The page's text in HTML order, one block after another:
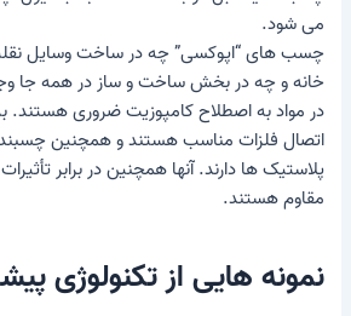
می شود.
چسب های “اپوکسی” چه در ساخت وسایل
خانه و چه در بخش ساخت و ساز در همه جا
در مواد به اصطلاح کامپوزیت ضروری هستند.
اتصال فلزات مناسب هستند و همچنین
پلاستیک ها دارند. آنها همچنین در برابر
مقاوم هستند.
نمونه هایی از تکنولوژی